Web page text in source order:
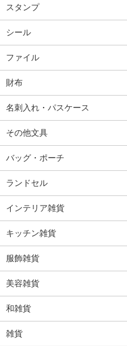
スタンプ
シール
ファイル
財布
名刺入れ・パスケース
その他文具
バッグ・ポーチ
ランドセル
インテリア雑貨
キッチン雑貨
服飾雑貨
美容雑貨
和雑貨
雑貨